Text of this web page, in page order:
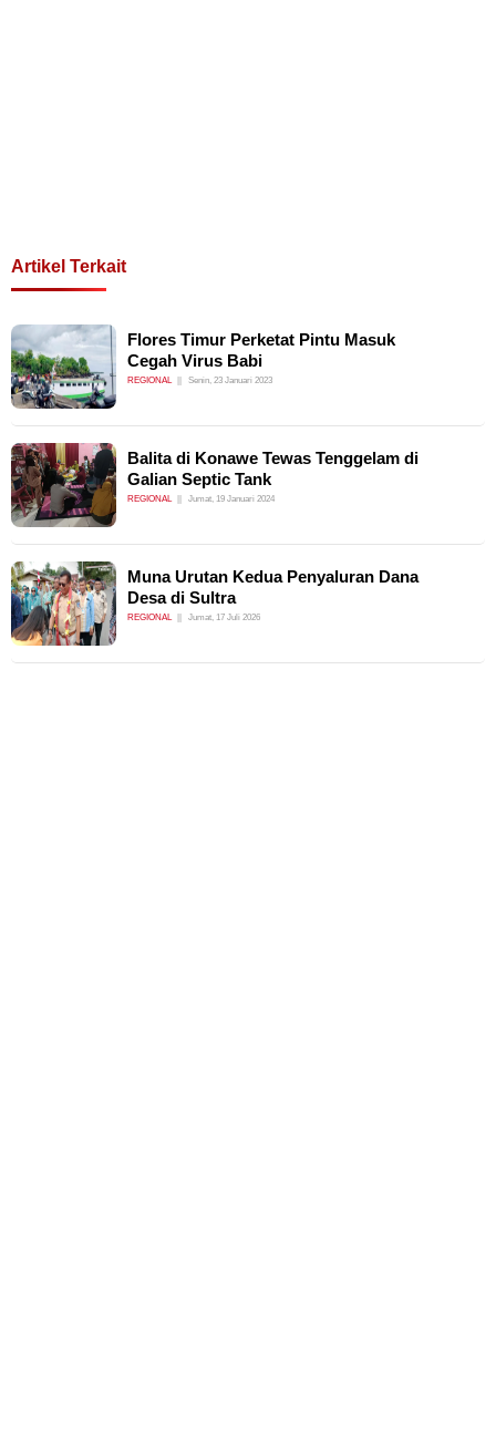
Artikel Terkait
Flores Timur Perketat Pintu Masuk
Cegah Virus Babi
REGIONAL Senin, 23 Januari 2023
Balita di Konawe Tewas Tenggelam di
Galian Septic Tank
REGIONAL Jumat, 19 Januari 2024
Muna Urutan Kedua Penyaluran Dana
Desa di Sultra
REGIONAL Jumat, 17 Juli 2026